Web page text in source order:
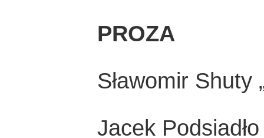
PROZA
Sławomir Shuty
Jacek